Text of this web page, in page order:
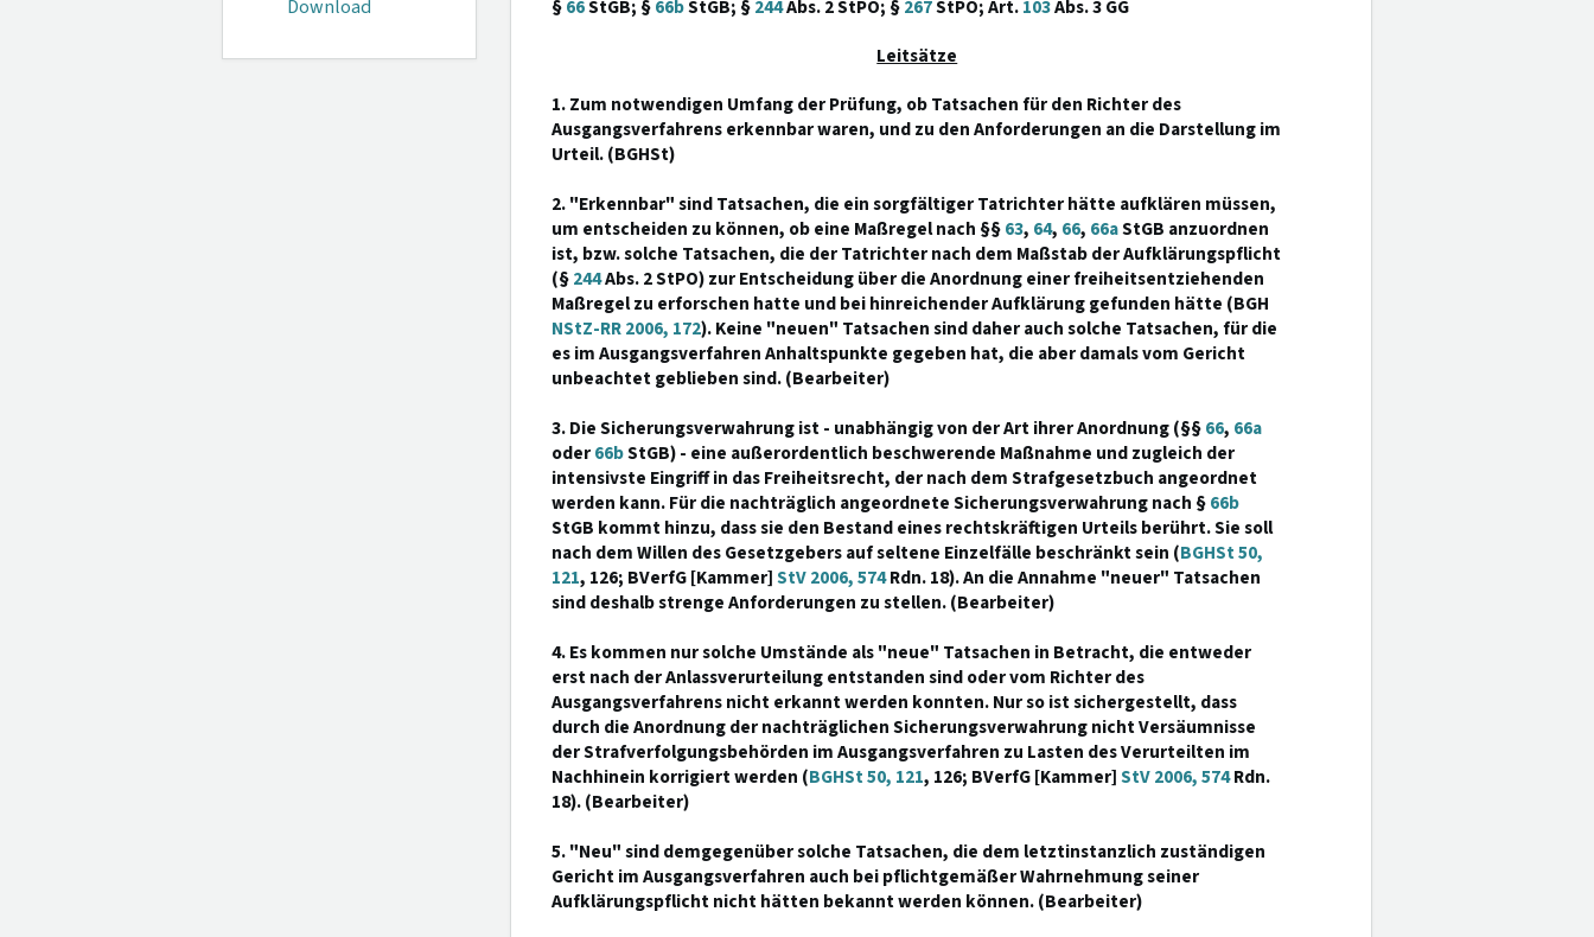
Download
§66StGB; §66bStGB; §244Abs. 2 StPO; §267StPO; Art.103Abs. 3 GG
Leitsätze
1. Zum notwendigen Umfang der Prüfung, ob Tatsachen für den Richter des
Ausgangsverfahrens erkennbar waren, und zu den Anforderungen an die Darstellung im
Urteil. (BGHSt)
2. "Erkennbar" sind Tatsachen, die ein sorgfältiger Tatrichter hätte aufklären müssen,
um entscheiden zu können, ob eine Maßregel nach §§63, 64, 66, 66aStGB anzuordnen
ist, bzw. solche Tatsachen, die der Tatrichter nach dem Maßstab der Aufklärungspflicht
(§244Abs. 2 StPO) zur Entscheidung über die Anordnung einer freiheitsentziehenden
Maßregel zu erforschen hatte und bei hinreichender Aufklärung gefunden hätte (BGH
NStZ-RR 2006, 172). Keine "neuen" Tatsachen sind daher auch solche Tatsachen, für die
es im Ausgangsverfahren Anhaltspunkte gegeben hat, die aber damals vom Gericht
unbeachtet geblieben sind. (Bearbeiter)
3. Die Sicherungsverwahrung ist - unabhängig von der Art ihrer Anordnung (§§66, 66a
oder66bStGB) - eine außerordentlich beschwerende Maßnahme und zugleich der
intensivste Eingriff in das Freiheitsrecht, der nach dem Strafgesetzbuch angeordnet
werden kann. Für die nachträglich angeordnete Sicherungsverwahrung nach §66b
StGB kommt hinzu, dass sie den Bestand eines rechtskräftigen Urteils berührt. Sie soll
nach dem Willen des Gesetzgebers auf seltene Einzelfälle beschränkt sein (BGHSt 50,
121, 126; BVerfG [Kammer]StV 2006, 574Rdn. 18). An die Annahme "neuer" Tatsachen
sind deshalb strenge Anforderungen zu stellen. (Bearbeiter)
4. Es kommen nur solche Umstände als "neue" Tatsachen in Betracht, die entweder
erst nach der Anlassverurteilung entstanden sind oder vom Richter des
Ausgangsverfahrens nicht erkannt werden konnten. Nur so ist sichergestellt, dass
durch die Anordnung der nachträglichen Sicherungsverwahrung nicht Versäumnisse
der Strafverfolgungsbehörden im Ausgangsverfahren zu Lasten des Verurteilten im
Nachhinein korrigiert werden (BGHSt 50, 121, 126; BVerfG [Kammer]StV 2006, 574Rdn.
18). (Bearbeiter)
5. "Neu" sind demgegenüber solche Tatsachen, die dem letztinstanzlich zuständigen
Gericht im Ausgangsverfahren auch bei pflichtgemäßer Wahrnehmung seiner
Aufklärungspflicht nicht hätten bekannt werden können. (Bearbeiter)